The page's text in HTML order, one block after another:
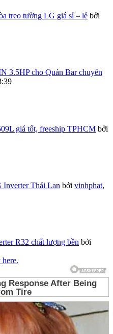
treo tường LG giá sỉ – lẻ bởi
3.5HP cho Quán Bar chuyên
giá tốt, freeship TPHCM bởi
Inverter Thái Lan bởi vinhphat,
R32 chất lượng bền bởi